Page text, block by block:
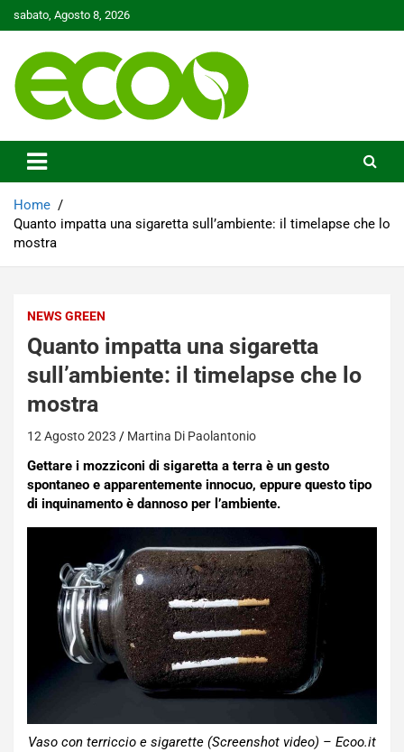
to
sabato, Agosto 8, 2026
Ecoo.it
Home
Quanto impatta una sigaretta sull’ambiente: il timelapse che lo
mostra
NEWS GREEN
Quanto impatta una sigaretta
sull’ambiente: il timelapse che lo
mostra
12 Agosto 2023 Martina Di Paolantonio
Gettare i mozziconi di sigaretta a terra è un gesto
spontaneo e apparentemente innocuo, eppure questo tipo
di inquinamento è dannoso per l’ambiente.
Vaso con terriccio e sigarette (Screenshot video) – Ecoo.it